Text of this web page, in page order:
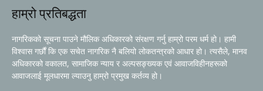
हाम्रो प्रतिबद्धता
नागरिकको सूचना पाउने मौलिक अधिकारको संरक्षण गर्नु हाम्रो परम धर्म हो। हामी
विश्वास गर्छौं कि एक सचेत नागरिक नै बलियो लोकतन्त्रको आधार हो। त्यसैले, मानव
अधिकारको वकालत, सामाजिक न्याय र अल्पसङ्ख्यक एवं आवाजविहीनहरूको
आवाजलाई मूलधारमा ल्याउनु हाम्रो प्रमुख कर्तव्य हो।